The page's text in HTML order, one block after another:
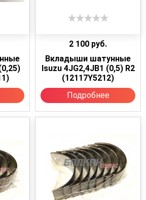
2 100 руб.
Вкладыши шатунные
Isuzu 4JG2,4JB1 (0,5) R2
(12117Y5212)
Подробнее